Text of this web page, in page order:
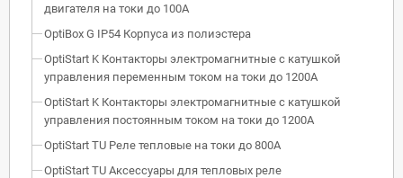
двигателя на токи до 100А
OptiBox G IP54 Корпуса из полиэстера
OptiStart K Контакторы электромагнитные с катушкой
управления переменным током на токи до 1200А
OptiStart K Контакторы электромагнитные с катушкой
управления постоянным током на токи до 1200А
OptiStart TU Реле тепловые на токи до 800А
OptiStart TU Аксессуары для тепловых реле